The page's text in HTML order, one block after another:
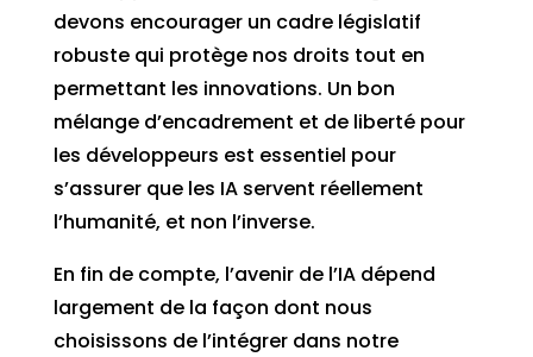
devons encourager un cadre législatif
robuste qui protège nos droits tout en
permettant les innovations. Un bon
mélange d’encadrement et de liberté pour
les développeurs est essentiel pour
s’assurer que les IA servent réellement
l’humanité, et non l’inverse.
En fin de compte, l’avenir de l’IA dépend
largement de la façon dont nous
choisissons de l’intégrer dans notre